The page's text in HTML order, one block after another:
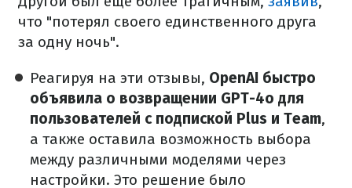
что "потерял своего единственного друга
за одну ночь".
Реагируя на эти отзывы, OpenAI быстро
объявила о возвращении GPT-4o для
пользователей с подпиской Plus и Team,
а также оставила возможность выбора
между различными моделями через
настройки. Это решение было